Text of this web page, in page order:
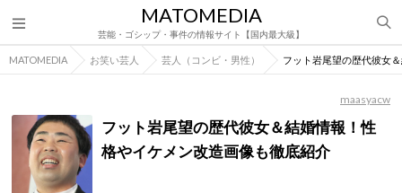
MATOMEDIA
芸能・ゴシップ・事件の情報サイト【国内最大級】
MATOMEDIA お笑い芸人 芸人（コンビ・男性） フット岩尾望の歴代彼女
maasyacw
フット岩尾望の歴代彼女＆結婚情報！性
格やイケメン改造画像も徹底紹介